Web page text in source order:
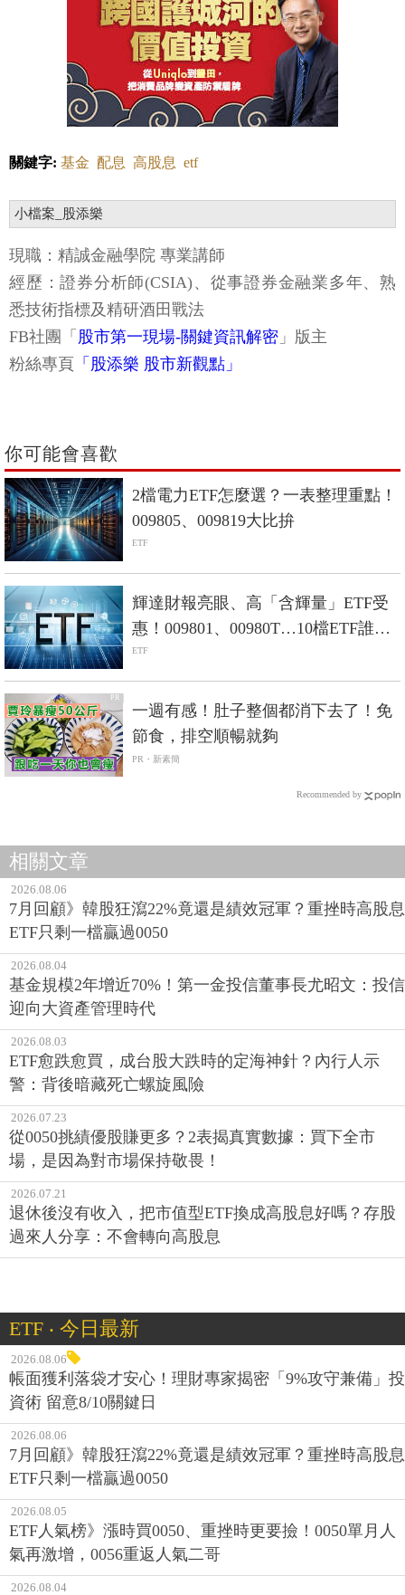
關鍵字: 基金 配息 高股息 etf
小檔案_股添樂
現職：精誠金融學院 專業講師
經歷：證券分析師(CSIA)、從事證券金融業多年、熟
悉技術指標及精研酒田戰法
FB社團
「 股市第一現場-關鍵資訊解密 」 版主
粉絲專頁 「股添樂 股市新觀點」
你可能會喜歡
2檔電力ETF怎麼選？一表整理重點！
009805、009819大比拚
ETF
輝達財報亮眼、高「含輝量」ETF受
惠！009801、00980T…10檔ETF誰最
強？
ETF
PR
一週有感！肚子整個都消下去了！免
節食，排空順暢就夠
PR・新素簡
Recommended by
相關文章
2026.08.06
7月回顧》韓股狂瀉22%竟還是績效冠軍？重挫時高股息
ETF只剩一檔贏過0050
2026.08.04
基金規模2年增近70%！第一金投信董事長尤昭文：投信
迎向大資產管理時代
2026.08.03
ETF愈跌愈買，成台股大跌時的定海神針？內行人示
警：背後暗藏死亡螺旋風險
2026.07.23
從0050挑績優股賺更多？2表揭真實數據：買下全市
場，是因為對市場保持敬畏！
2026.07.21
退休後沒有收入，把市值型ETF換成高股息好嗎？存股
過來人分享：不會轉向高股息
ETF ‧ 今日最新
2026.08.06
帳面獲利落袋才安心！理財專家揭密「9%攻守兼備」投
資術 留意8/10關鍵日
2026.08.06
7月回顧》韓股狂瀉22%竟還是績效冠軍？重挫時高股息
ETF只剩一檔贏過0050
2026.08.05
ETF人氣榜》漲時買0050、重挫時更要撿！0050單月人
氣再激增，0056重返人氣二哥
2026.08.04